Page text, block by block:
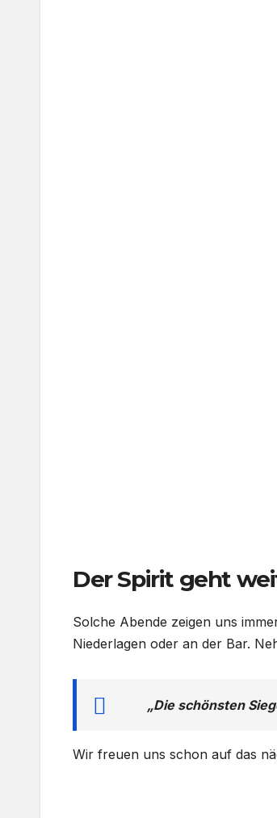
Der Spirit geht
Solche Abende zeigen uns
Niederlagen oder an der Bar.
„Die schönsten
Wir freuen uns schon auf das